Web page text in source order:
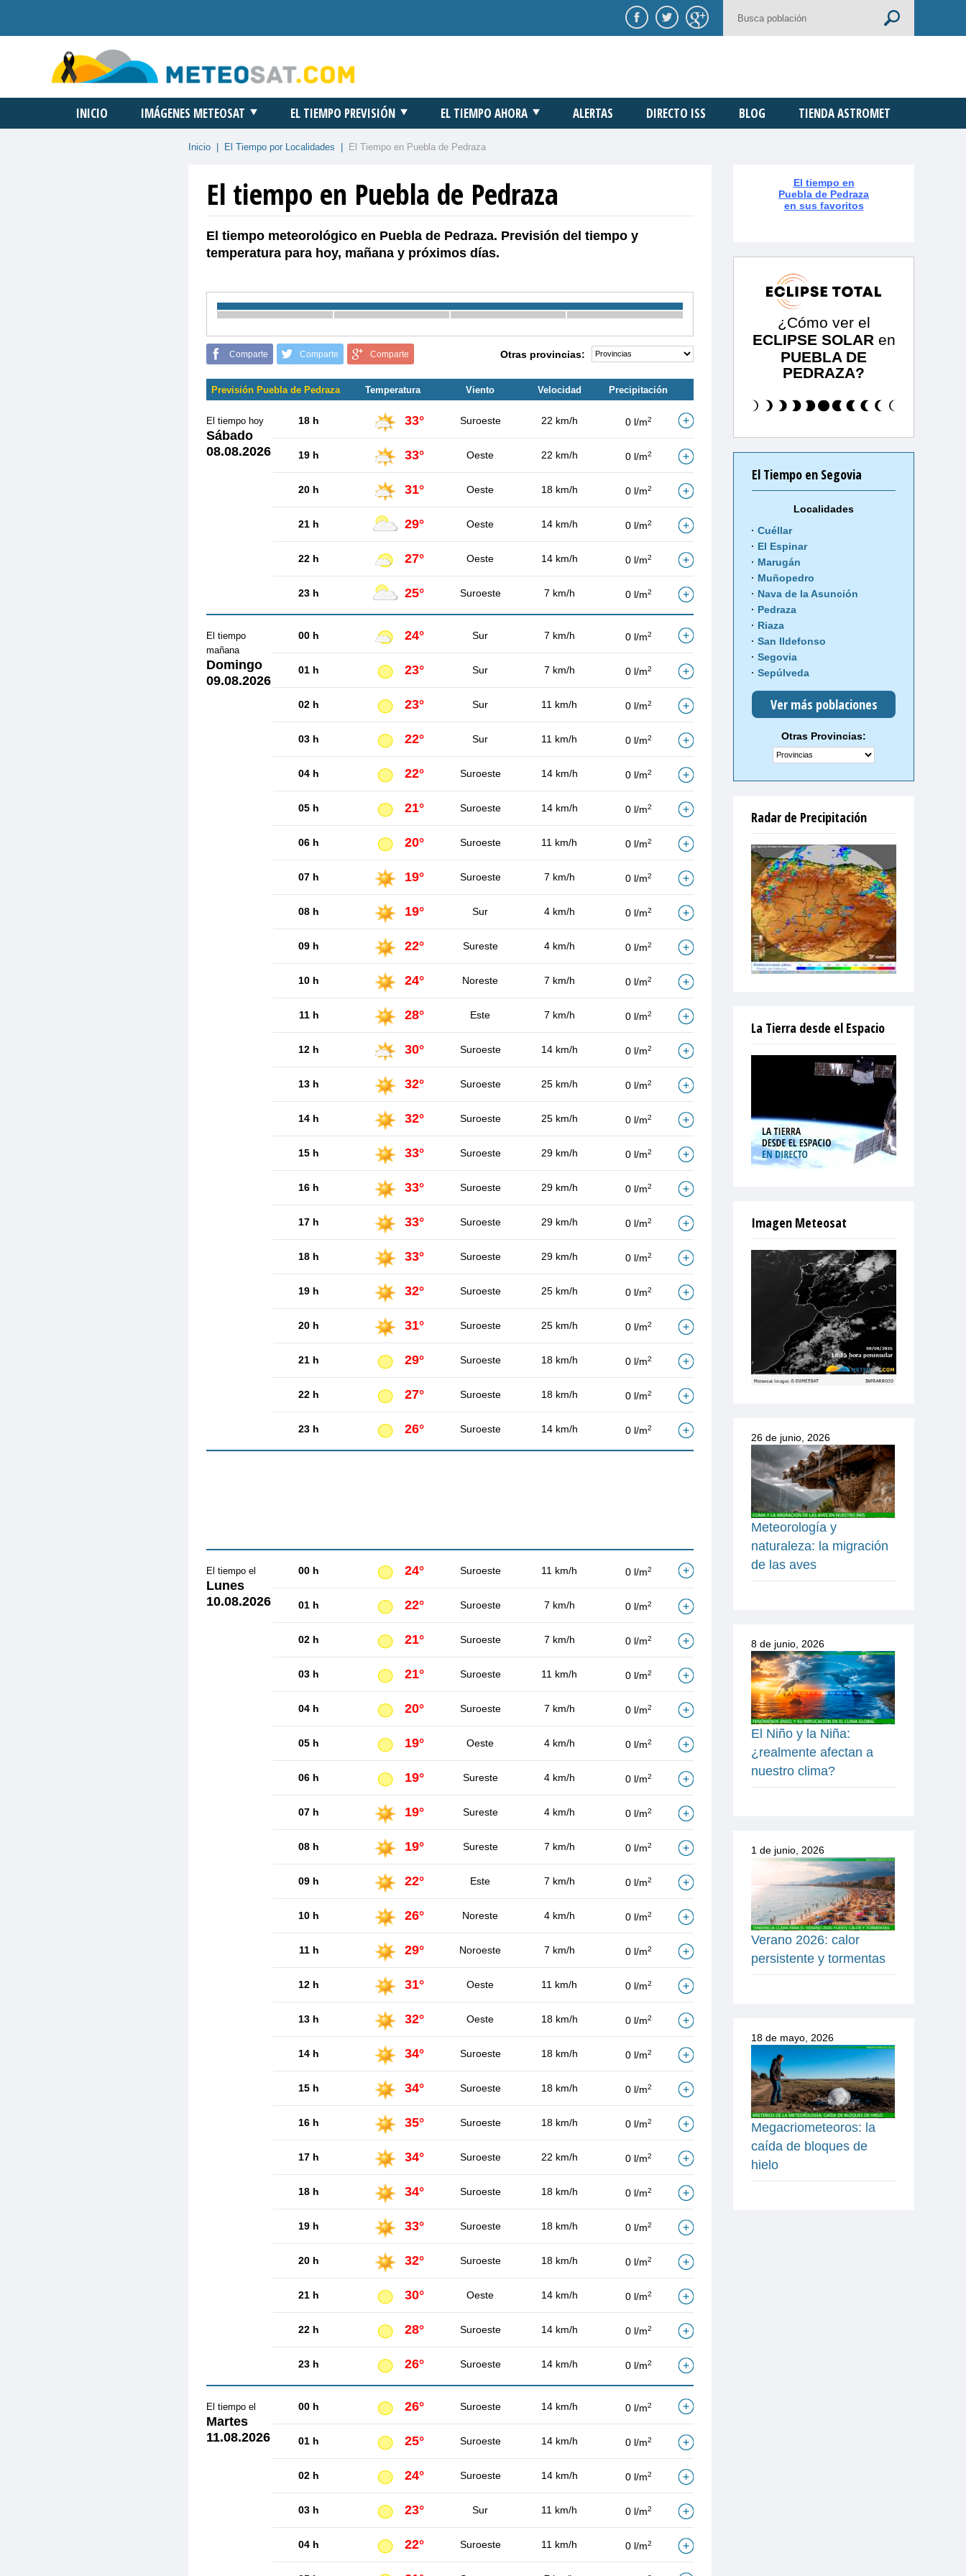
INICIO IMÁGENES METEOSAT EL TIEMPO PREVISIÓN EL TIEMPO AHORA ALERTAS DIRECTO ISS BLOG TIENDA ASTROMET
Inicio El Tiempo por Localidades El Tiempo en Puebla de Pedraza
El tiempo en Puebla de Pedraza
El tiempo meteorológico en Puebla de Pedraza. Previsión del tiempo y
temperatura para hoy, mañana y próximos días.
Comparte Comparte Comparte Otras provincias:
Previsión Puebla de Pedraza Temperatura Viento Velocidad Precipitación
El tiempo hoy
Sábado
08.08.2026
18 h 33° Suroeste 22 km/h 0 l/m2
19 h 33° Oeste 22 km/h 0 l/m2
20 h 31° Oeste 18 km/h 0 l/m2
21 h 29° Oeste 14 km/h 0 l/m2
22 h 27° Oeste 14 km/h 0 l/m2
23 h 25° Suroeste 7 km/h 0 l/m2
El tiempo
mañana
Domingo
09.08.2026
00 h 24° Sur 7 km/h 0 l/m2
01 h 23° Sur 7 km/h 0 l/m2
02 h 23° Sur 11 km/h 0 l/m2
03 h 22° Sur 11 km/h 0 l/m2
04 h 22° Suroeste 14 km/h 0 l/m2
05 h 21° Suroeste 14 km/h 0 l/m2
06 h 20° Suroeste 11 km/h 0 l/m2
07 h 19° Suroeste 7 km/h 0 l/m2
08 h 19° Sur 4 km/h 0 l/m2
09 h 22° Sureste 4 km/h 0 l/m2
10 h 24° Noreste 7 km/h 0 l/m2
11 h 28° Este 7 km/h 0 l/m2
12 h 30° Suroeste 14 km/h 0 l/m2
13 h 32° Suroeste 25 km/h 0 l/m2
14 h 32° Suroeste 25 km/h 0 l/m2
15 h 33° Suroeste 29 km/h 0 l/m2
16 h 33° Suroeste 29 km/h 0 l/m2
17 h 33° Suroeste 29 km/h 0 l/m2
18 h 33° Suroeste 29 km/h 0 l/m2
19 h 32° Suroeste 25 km/h 0 l/m2
20 h 31° Suroeste 25 km/h 0 l/m2
21 h 29° Suroeste 18 km/h 0 l/m2
22 h 27° Suroeste 18 km/h 0 l/m2
23 h 26° Suroeste 14 km/h 0 l/m2
El tiempo el
Lunes
10.08.2026
00 h 24° Suroeste 11 km/h 0 l/m2
01 h 22° Suroeste 7 km/h 0 l/m2
02 h 21° Suroeste 7 km/h 0 l/m2
03 h 21° Suroeste 11 km/h 0 l/m2
04 h 20° Suroeste 7 km/h 0 l/m2
05 h 19° Oeste 4 km/h 0 l/m2
06 h 19° Sureste 4 km/h 0 l/m2
07 h 19° Sureste 4 km/h 0 l/m2
08 h 19° Sureste 7 km/h 0 l/m2
09 h 22° Este 7 km/h 0 l/m2
10 h 26° Noreste 4 km/h 0 l/m2
11 h 29° Noroeste 7 km/h 0 l/m2
12 h 31° Oeste 11 km/h 0 l/m2
13 h 32° Oeste 18 km/h 0 l/m2
14 h 34° Suroeste 18 km/h 0 l/m2
15 h 34° Suroeste 18 km/h 0 l/m2
16 h 35° Suroeste 18 km/h 0 l/m2
17 h 34° Suroeste 22 km/h 0 l/m2
18 h 34° Suroeste 18 km/h 0 l/m2
19 h 33° Suroeste 18 km/h 0 l/m2
20 h 32° Suroeste 18 km/h 0 l/m2
21 h 30° Oeste 14 km/h 0 l/m2
22 h 28° Suroeste 14 km/h 0 l/m2
23 h 26° Suroeste 14 km/h 0 l/m2
El tiempo el
Martes
11.08.2026
00 h 26° Suroeste 14 km/h 0 l/m2
01 h 25° Suroeste 14 km/h 0 l/m2
02 h 24° Suroeste 14 km/h 0 l/m2
03 h 23° Sur 11 km/h 0 l/m2
04 h 22° Suroeste 11 km/h 0 l/m2
El tiempo en
Puebla de Pedraza
en sus favoritos
¿Cómo ver el
ECLIPSE SOLAR en
PUEBLA DE
PEDRAZA?
El Tiempo en Segovia
Localidades
Cuéllar
El Espinar
Marugán
Muñopedro
Nava de la Asunción
Pedraza
Riaza
San Ildefonso
Segovia
Sepúlveda
Ver más poblaciones
Otras Provincias:
Radar de Precipitación
La Tierra desde el Espacio
Imagen Meteosat
26 de junio, 2026
Meteorología y
naturaleza: la migración
de las aves
8 de junio, 2026
El Niño y la Niña:
¿realmente afectan a
nuestro clima?
1 de junio, 2026
Verano 2026: calor
persistente y tormentas
18 de mayo, 2026
Megacriometeoros: la
caída de bloques de
hielo